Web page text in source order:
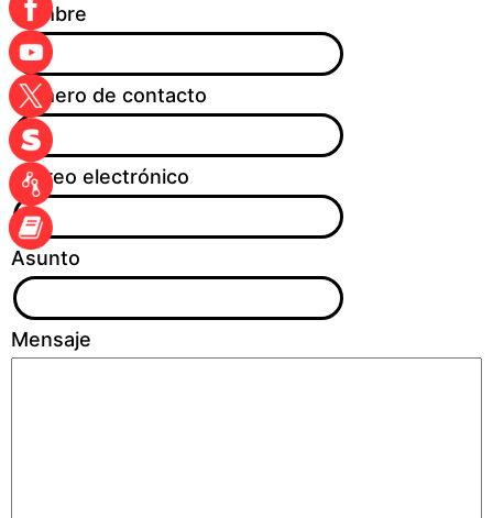
Nombre
Número de contacto
Correo electrónico
Asunto
Mensaje